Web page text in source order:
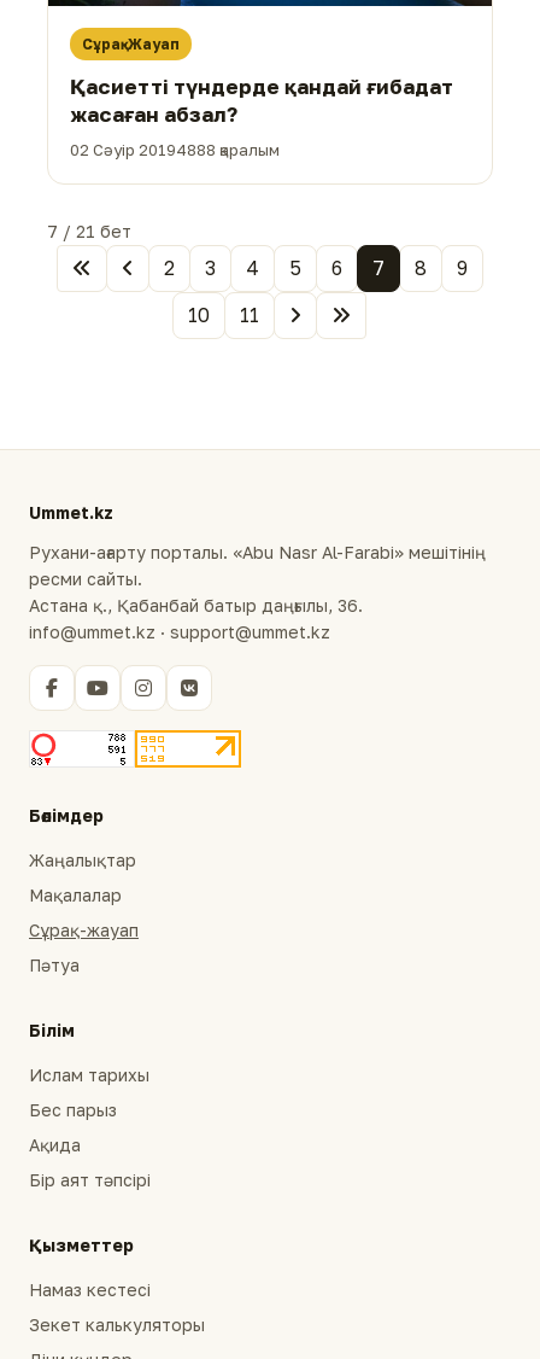
Сұрақ-Жауап
Қасиетті түндерде қандай ғибадат
жасаған абзал?
02 Сәуір 20194888 қаралым
7 / 21 бет
2 3 4 5 6 7 8
9
10
11
Ummet.kz
Рухани-ағарту порталы. «Abu Nasr Al-Farabi» мешітінің
ресми сайты.
Астана қ., Қабанбай батыр даңғылы, 36.
info@ummet.kz · support@ummet.kz
Бөлімдер
Жаңалықтар
Мақалалар
Сұрақ-жауап
Пәтуа
Білім
Ислам тарихы
Бес парыз
Ақида
Бір аят тәпсірі
Қызметтер
Намаз кестесі
Зекет калькуляторы